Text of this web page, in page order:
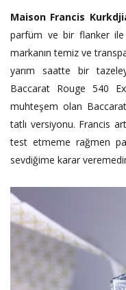
Maison Francis
parfüm ve bir flanker
markanın temiz ve
yarım saatte bir
Baccarat Rouge 540
muhteşem olan
tatlı versiyonu. Francis
test etmeme rağmen
sevdiğime karar